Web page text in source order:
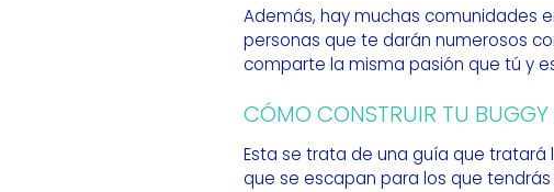
Además, hay muchas comunidades
personas que te darán numerosos
comparte la misma pasión que tú y
CÓMO CONSTRUIR TU
Esta se trata de una guía que tratará
que se escapan para los que